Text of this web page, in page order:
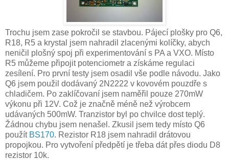
Trochu jsem zase pokročil se stavbou. Pájecí plošky pro Q6,
R18, R5 a krystal jsem nahradil zlacenými kolíčky, abych
neničil plošný spoj při experimentování s PA a VXO. Místo
R5 můžeme připojit potenciometr a získáme regulaci
zesílení. Pro první testy jsem osadil vše podle návodu. Jako
Q6 jsem použil dodávaný 2N2222 v kovovém pouzdře s
chladičem. Po zaklíčovaní jsem naměřil pouze 270mW
výkonu při 12V. Což je značně méně než výrobcem
udávaných 500mW. Tranzistor byl po chvilce dost teplý.
Žádnou chybu jsem nenašel. Zkusil jsem tedy místo Q6
použít BS170. Rezistor R18 jsem nahradil drátovou
propojkou. Pro vytvoření předpětí je třeba dát přes diodu D8
rezistor 10k.